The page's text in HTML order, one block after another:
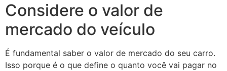
Considere o valor de
mercado do veículo
É fundamental saber o valor de mercado do seu carro.
Isso porque é o que define o quanto você vai pagar no